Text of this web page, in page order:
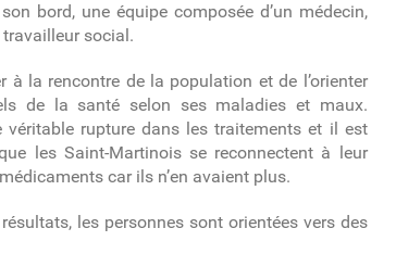
bord, une équipe composée d’un médecin,
travailleur social.
à la rencontre de la population et de l’orienter
de la santé selon ses maladies et maux.
véritable rupture dans les traitements et il est
les Saint-Martinois se reconnectent à leur
car ils n’en avaient plus.
les personnes sont orientées vers des